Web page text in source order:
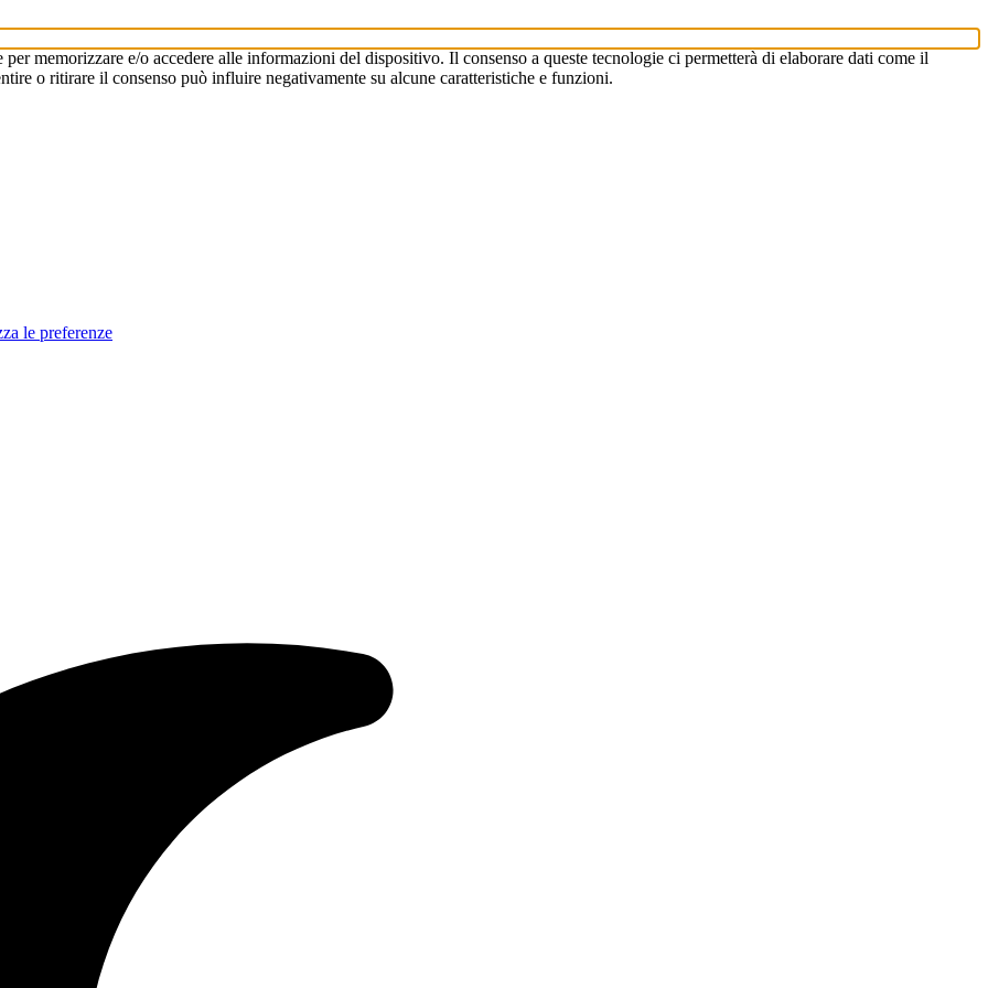
memorizzare e/o accedere alle informazioni del dispositivo. Il consenso a queste tecnologie ci permetterà di elaborare dati come il
o ritirare il consenso può influire negativamente su alcune caratteristiche e funzioni.
le preferenze